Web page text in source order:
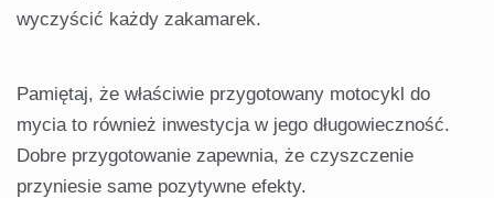
wyczyścić każdy zakamarek.
Pamiętaj, że właściwie przygotowany motocykl do
mycia to również inwestycja w jego długowieczność.
Dobre przygotowanie zapewnia, że czyszczenie
przyniesie same pozytywne efekty.